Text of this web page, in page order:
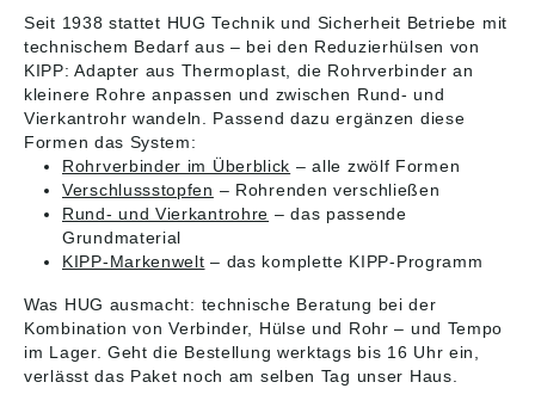
Seit 1938 stattet HUG Technik und Sicherheit Betriebe mit
technischem Bedarf aus – bei den Reduzierhülsen von
KIPP: Adapter aus Thermoplast, die Rohrverbinder an
kleinere Rohre anpassen und zwischen Rund- und
Vierkantrohr wandeln. Passend dazu ergänzen diese
Formen das System:
Rohrverbinder im Überblick – alle zwölf Formen
Verschlussstopfen – Rohrenden verschließen
Rund- und Vierkantrohre – das passende
Grundmaterial
KIPP-Markenwelt – das komplette KIPP-Programm
Was HUG ausmacht: technische Beratung bei der
Kombination von Verbinder, Hülse und Rohr – und Tempo
im Lager. Geht die Bestellung werktags bis 16 Uhr ein,
verlässt das Paket noch am selben Tag unser Haus.